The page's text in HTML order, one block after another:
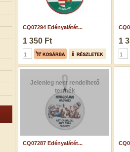
CQ07294 Edényalátét...
1 350 Ft 1
Jelenleg nem rendelhető
termék
CQ07287 Edényalátét...